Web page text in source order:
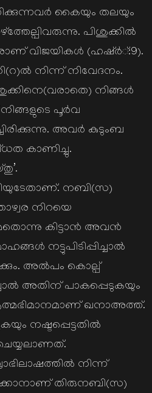
കൈയും തലയും
പിശുക്കില്‍
വിജയികള്‍ (ഹഷ്ര്‍്:9).
നിന്ന് നിവേദനം.
നിങ്ങള്‍
പൂര്‍വ
അവര്‍ കുടുംബ
കാണിച്ചു.
നബി(സ)
നിറയെ
കിട്ടാന്‍ അവന്‍
നട്ടുപിടിപ്പിച്ചാല്‍
അല്‍പം കൊല്പ്
അതിന് പാകപ്പെടുകയും
ഖനാഅത്ത്.
നഷ്ടപ്പെട്ടതില്‍
ചെയ്യലാണത്.
നിന്ന്
തിരുനബി(സ)